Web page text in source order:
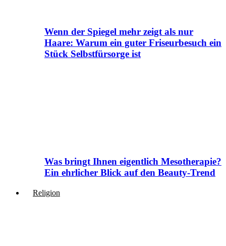
Wenn der Spiegel mehr zeigt als nur
Haare: Warum ein guter Friseurbesuch ein
Stück Selbstfürsorge ist
Was bringt Ihnen eigentlich Mesotherapie?
Ein ehrlicher Blick auf den Beauty-Trend
Religion